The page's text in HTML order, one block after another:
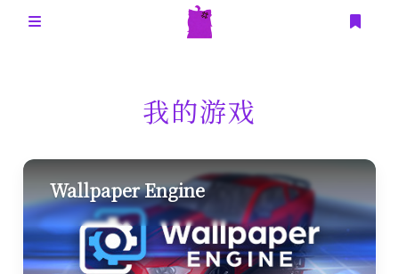
我的游戏
我的追番
我的游戏
Wallpaper Engine